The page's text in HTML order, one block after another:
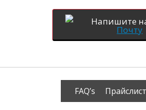
Напишите
Почту
FAQ’s Прайслист